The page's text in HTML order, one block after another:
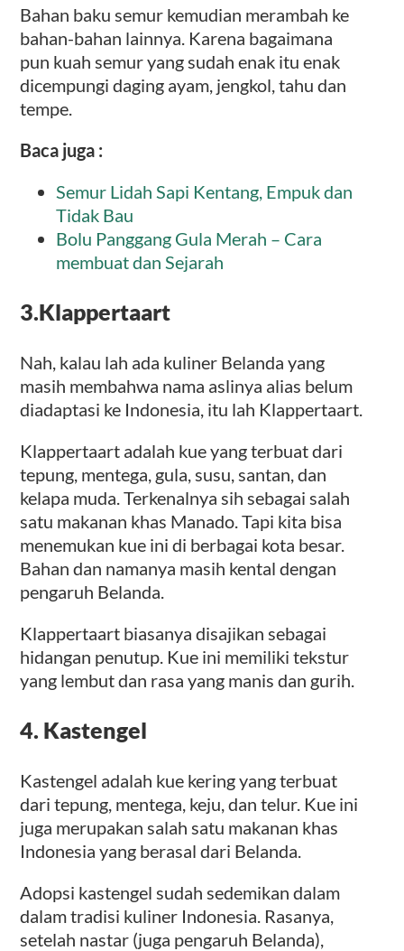
Bahan baku semur kemudian merambah ke
bahan-bahan lainnya. Karena bagaimana
pun kuah semur yang sudah enak itu enak
dicempungi daging ayam, jengkol, tahu dan
tempe.
Baca juga :
Semur Lidah Sapi Kentang, Empuk dan
Tidak Bau
Bolu Panggang Gula Merah – Cara
membuat dan Sejarah
3.Klappertaart
Nah, kalau lah ada kuliner Belanda yang
masih membahwa nama aslinya alias belum
diadaptasi ke Indonesia, itu lah Klappertaart.
Klappertaart adalah kue yang terbuat dari
tepung, mentega, gula, susu, santan, dan
kelapa muda. Terkenalnya sih sebagai salah
satu makanan khas Manado. Tapi kita bisa
menemukan kue ini di berbagai kota besar.
Bahan dan namanya masih kental dengan
pengaruh Belanda.
Klappertaart biasanya disajikan sebagai
hidangan penutup. Kue ini memiliki tekstur
yang lembut dan rasa yang manis dan gurih.
4. Kastengel
Kastengel adalah kue kering yang terbuat
dari tepung, mentega, keju, dan telur. Kue ini
juga merupakan salah satu makanan khas
Indonesia yang berasal dari Belanda.
Adopsi kastengel sudah sedemikan dalam
dalam tradisi kuliner Indonesia. Rasanya,
setelah nastar (juga pengaruh Belanda),